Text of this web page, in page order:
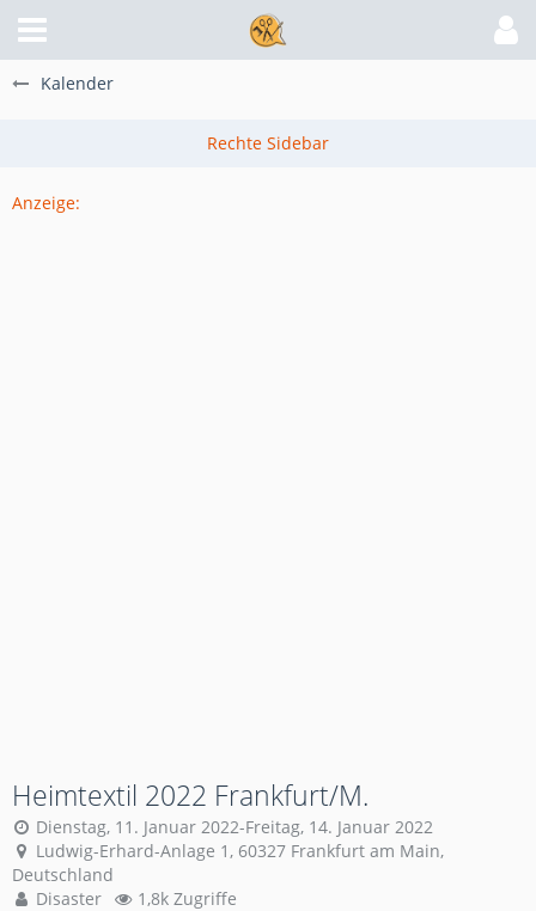
Kalender
Anzeige:
Heimtextil 2022 Frankfurt/M.
Dienstag, 11. Januar 2022-Freitag, 14. Januar 2022
Ludwig-Erhard-Anlage 1, 60327 Frankfurt am Main,
Deutschland
Disaster
1,8k Zugriffe